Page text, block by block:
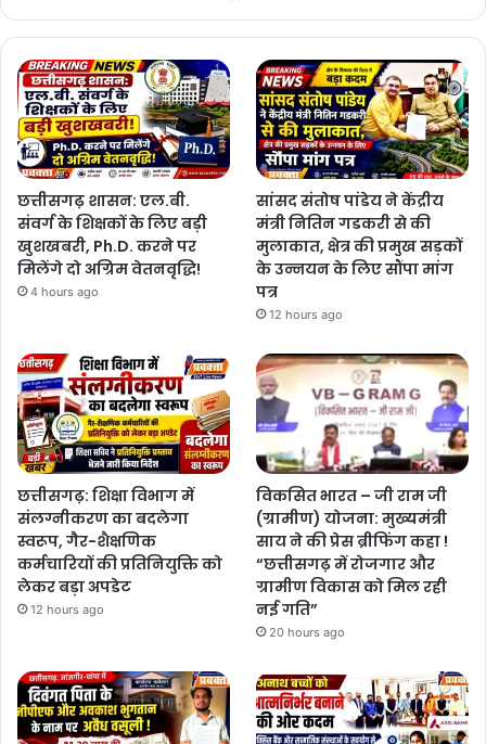
छत्तीसगढ़ शासन: एल.बी.
संवर्ग के शिक्षकों के लिए बड़ी
खुशखबरी, Ph.D. करने पर
मिलेंगे दो अग्रिम वेतनवृद्धि!
4 hours ago
सांसद संतोष पांडेय ने केंद्रीय
मंत्री नितिन गडकरी से की
मुलाकात, क्षेत्र की प्रमुख सड़कों
के उन्नयन के लिए सौंपा मांग
पत्र
12 hours ago
छत्तीसगढ़: शिक्षा विभाग में
संलग्नीकरण का बदलेगा
स्वरूप, गैर-शैक्षणिक
कर्मचारियों की प्रतिनियुक्ति को
लेकर बड़ा अपडेट
12 hours ago
विकसित भारत – जी राम जी
(ग्रामीण) योजना: मुख्यमंत्री
साय ने की प्रेस ब्रीफिंग कहा !
“छत्तीसगढ़ में रोजगार और
ग्रामीण विकास को मिल रही
नई गति”
20 hours ago